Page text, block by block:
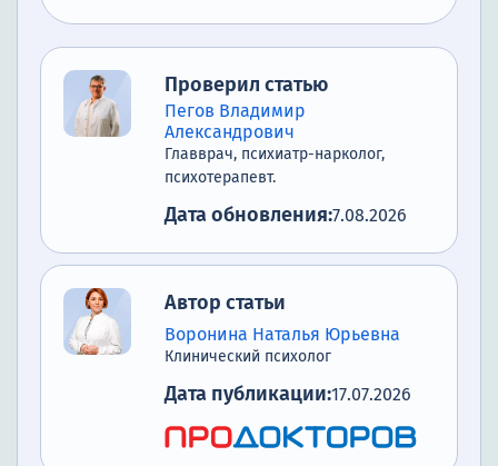
Проверил статью
Пегов Владимир
Александрович
Главврач, психиатр-нарколог,
психотерапевт.
Дата обновления:7.08.2026
Автор статьи
Воронина Наталья Юрьевна
Клинический психолог
Дата публикации:17.07.2026